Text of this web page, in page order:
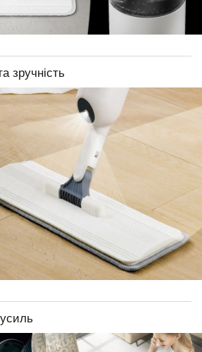
зручність